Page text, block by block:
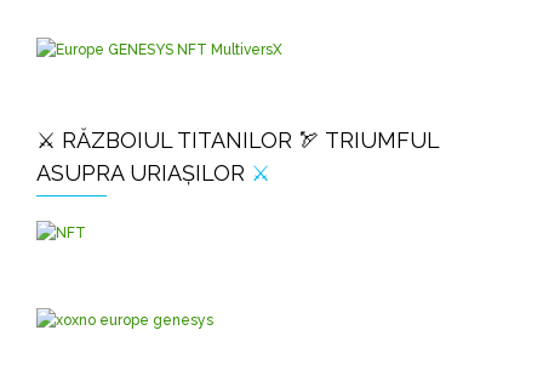
⚔️ RĂZBOIUL TITANILOR 🏹 TRIUMFUL
ASUPRA URIAȘILOR ⚔️